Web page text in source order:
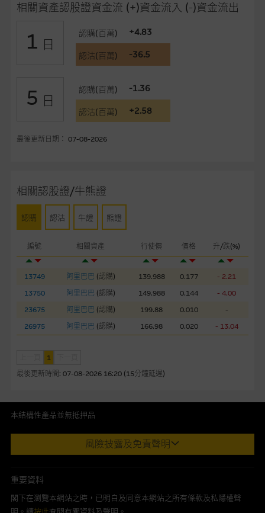
相關資產認股證資金流 (+)資金流入 (-)資金流出
1 日
認購(百萬) +4.83
認沽(百萬) -36.5
5 日
認購(百萬) -1.36
認沽(百萬) +2.58
最後更新日期： 07-08-2026
相關認股證/牛熊證
認購 認沽 牛證 熊證
編號 相關資產 行使價 價格 升/跌(%)
13749 阿里巴巴 (認購) 139.988 0.177
- 2.21
13750
阿里巴巴 (認購) 149.988 0.144
- 4.00
23675
阿里巴巴 (認購) 199.88 0.010
-
26975
阿里巴巴 (認購) 166.98 0.020 - 13.04
1
最後更新時間: 07-08-2026 16:20 (15分鐘延遲)
事、高層職員、僱員或代理人不作陳述，亦不保證網站內容，或
任何與本網站相連結的第三者網站，在任何用途方面均可靠、完
整、合時及準確，對任何因任何形式(包括疏忽)由於網站內容的
錯誤、失實、遺漏、或任何人士對網站內容的依賴而導致的損失
或損毀，亦一概不會承擔責任或債務。
本使用條款的所有方面均受香港法例管限。
與結構性產品有關的風險
結構性產品並無抵押品，如發行人無力償債或違約，投資者可能
www.warrants.com.hk之上市文件以瞭解結構性產品的詳情及
備有強制贖回機制可能被提早終止，届時(i) N類牛熊證投資者會
網站連結
本網站或載有連接非由麥格理集團管理的網站的連結。此等連結
純為方便閣下取得更多關於市場上相關產品及機構的資訊。麥格
理集團對此等網站的內容及所介紹的產品或服務，均無任何操控
權，因此對此等網站的內容及所介紹服務或產品是否準確或合
適，不作任何聲明。麥格理集團建議閣下自行向本網站述及或連
接的第三者查詢。此外，載有第三者網站的連結，不應視為該第
三者推介本網站。
權。
經由本網站接觸到的軟件應用
用此等屬於第三者的軟件，須自負全責。此等軟件的使用，可能
受軟件持有人訂出的使用條款約束。
本結構性產品並無抵押品
此內容來自我們在所示日期時認為可靠之來源，且均以真誠提供。然
而，Macquarie Capital Limited (CE No. AAC 534)(「 MCL 」)不作陳
亦不為資料的準確程度、完整性及合時性負上責任。
本網址由香港證券及期貨事務監察委員會註冊交易商MCL提供。MCL為
本文所提及上市股份有關的Macquarie Bank Limited (ABN 46 008
風險披露及免責聲明
重要資料
閣下在瀏覽本網站之時，已明白及同意本網站之所有條款及私隱權聲